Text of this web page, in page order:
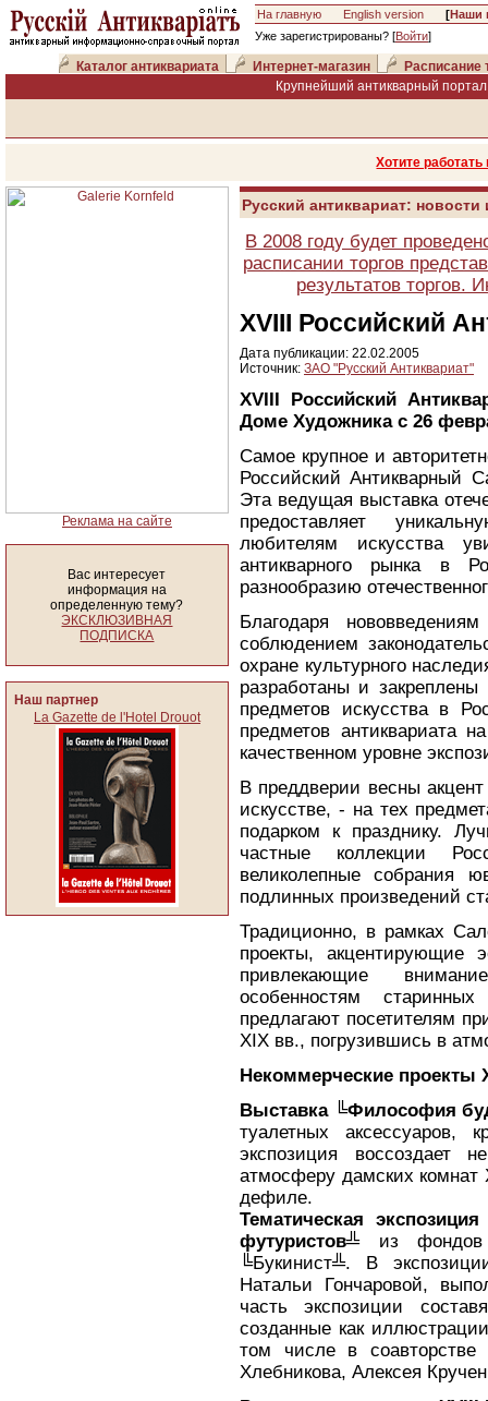
На главную English version [Наши
Уже зарегистрированы? [Войти]
Каталог антиквариата Интернет-магазин
Расписание
Крупнейший антикварный
Хотите
Реклама на сайте
Вас интересует
информация на
определенную тему?
ЭКСКЛЮЗИВНАЯ
ПОДПИСКА
Наш партнер
La Gazette de l'Hotel Drouot
Русский антиквариат:
В 2008 году будет
расписании торгов
результатов торгов.
XVIII Российский
Дата публикации: 22.02.2005
Источник: ЗАО "Русский Антиквариат"
XVIII Российский
Доме Художника с 26
Самое крупное и
Российский Антикварный
Эта ведущая выставка
предоставляет
любителям искусства
антикварного рынка в
разнообразию
Благодаря
соблюдением
охране культурного
разработаны и
предметов искусства в
предметов антиквариата
качественном уровне
В преддверии весны
искусстве, - на тех
подарком к празднику.
частные коллекции
великолепные собрания
подлинных произведений
Традиционно, в рамках
проекты, акцентирующие
привлекающие
особенностям
предлагают посетителям
XIX вв., погрузившись в
Некоммерческие проекты
Выставка ╚Философия
туалетных аксессуаров,
экспозиция воссоздает
атмосферу дамских комнат
дефиле.
Тематическая
футуристов╩из фондов
╚Букинист╩. В
Натальи Гончаровой,
часть экспозиции
созданные как
том числе в
Хлебникова, Алексея